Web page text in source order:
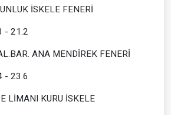
İSKELE FENERİ
- 21.2
ANA MENDİREK FENERİ
- 23.6
LİMANI KURU İSKELE